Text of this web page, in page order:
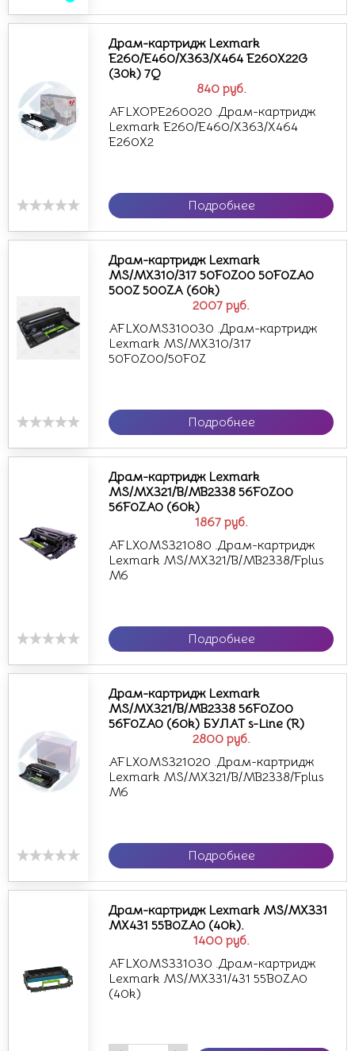
840 руб.
Драм-картридж Lexmark
E260/E460/X363/X464 E260X22G
(30k) 7Q
AFLXOPE260020 .Драм-картридж
Lexmark E260/E460/X363/X464
E260X2
Подробнее
2007 руб.
Драм-картридж Lexmark
MS/MX310/317 50F0Z00 50F0ZA0
500Z 500ZA (60k)
AFLX0MS310030 .Драм-картридж
Lexmark MS/MX310/317
50F0Z00/50F0Z
Подробнее
1867 руб.
Драм-картридж Lexmark
MS/MX321/B/MB2338 56F0Z00
56F0ZA0 (60k)
AFLX0MS321080 .Драм-картридж
Lexmark MS/MX321/B/MB2338/Fplus
M6
Подробнее
2800 руб.
Драм-картридж Lexmark
MS/MX321/B/MB2338 56F0Z00
56F0ZA0 (60k) БУЛАТ s-Line (R)
AFLX0MS321020 .Драм-картридж
Lexmark MS/MX321/B/MB2338/Fplus
M6
Подробнее
1400 руб.
Драм-картридж Lexmark MS/MX331
MX431 55B0ZA0 (40k).
AFLX0MS331030 .Драм-картридж
Lexmark MS/MX331/431 55B0ZA0
(40k)